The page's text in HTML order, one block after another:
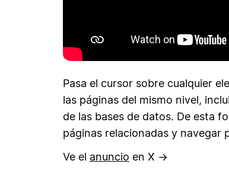
Pasa el cursor sobre cualquier
las páginas del mismo nivel,
de las bases de datos. De esta
páginas relacionadas y navegar
Ve el anuncio en X →